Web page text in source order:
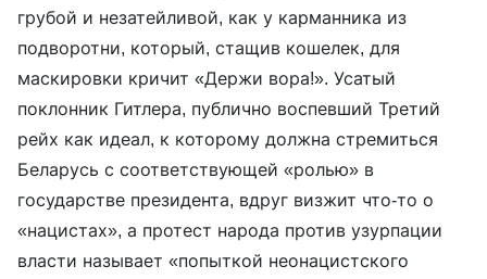
грубой и незатейливой, как у карманника из
подворотни, который, стащив кошелек, для
маскировки кричит «Держи вора!». Усатый
поклонник Гитлера, публично воспевший Третий
рейх как идеал, к которому должна стремиться
Беларусь с соответствующей «ролью» в
государстве президента, вдруг визжит что-то о
«нацистах», а протест народа против узурпации
власти называет «попыткой неонацистского